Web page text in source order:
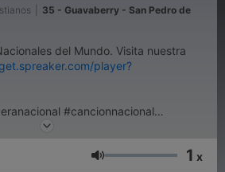
35 - Guavaberry - San Pedro de
del Mundo. Visita nuestra
player?
#cancionnacional
#himnonacionaldeestadosunidos
#himnonacionaldeperú
Volumen 1 x